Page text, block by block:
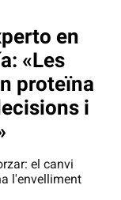
en
«Les
proteïna
i
el canvi
l'envelliment